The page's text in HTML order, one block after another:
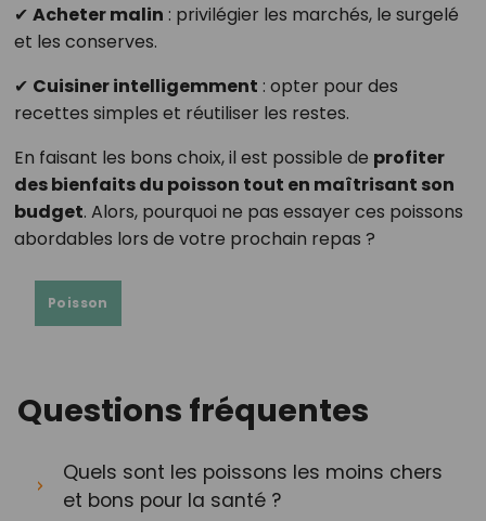
✔ Acheter malin : privilégier les marchés, le surgelé
et les conserves.
✔ Cuisiner intelligemment : opter pour des
recettes simples et réutiliser les restes.
En faisant les bons choix, il est possible de profiter
des bienfaits du poisson tout en maîtrisant son
budget. Alors, pourquoi ne pas essayer ces poissons
abordables lors de votre prochain repas ?
Poisson
Questions fréquentes
Quels sont les poissons les moins chers
et bons pour la santé ?